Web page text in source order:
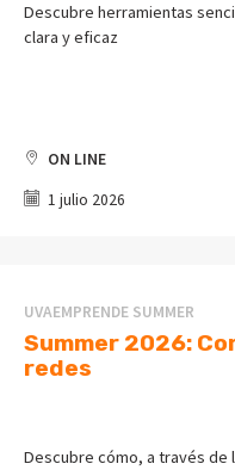
Descubre herramientas
clara y eficaz
ON LINE
1 julio 2026
UVAEMPRENDE SUMMER
Summer 2026:
redes
Descubre cómo, a través